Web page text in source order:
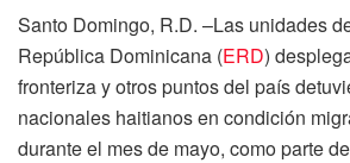
Santo Domingo, R.D. –Las unidades
República Dominicana (ERD)
fronteriza y otros puntos del país
nacionales haitianos en condición
durante el mes de mayo, como parte